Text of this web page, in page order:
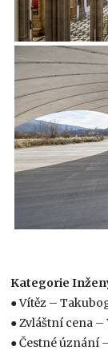
Kategorie
● Vítěz –
● Zvláštní cena
● Čestné úznání